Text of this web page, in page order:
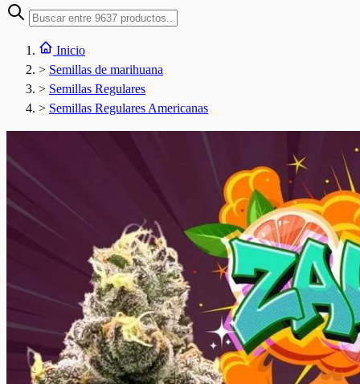
Inicio
> Semillas de marihuana
> Semillas Regulares
> Semillas Regulares Americanas